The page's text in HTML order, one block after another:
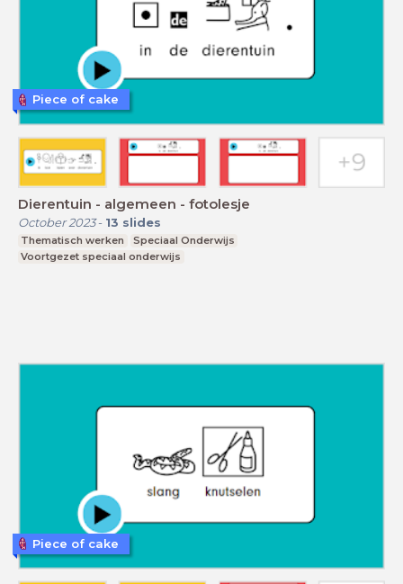
Dierentuin - algemeen - fotolesje
October 2023- 13 slides
Thematisch werken
Speciaal Onderwijs
Voortgezet speciaal onderwijs
Piece of cake
Piece of cake